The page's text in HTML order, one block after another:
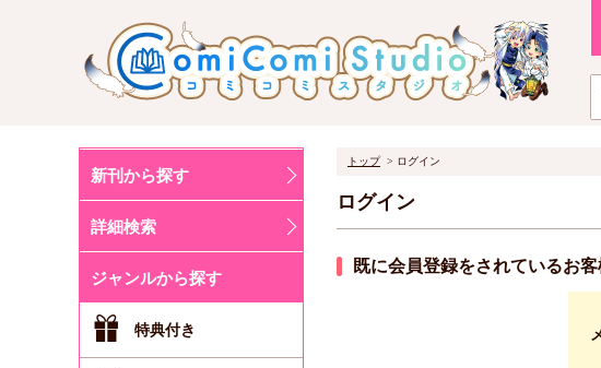
新刊から探す
詳細検索
ジャンルから探す
特典付き
トップ ログイン
ログイン
既に会員登録をされているお客